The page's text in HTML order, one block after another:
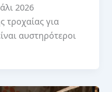
2026
τροχαίας για
αυστηρότεροι